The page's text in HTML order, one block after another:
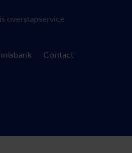
overstapservice
Contact